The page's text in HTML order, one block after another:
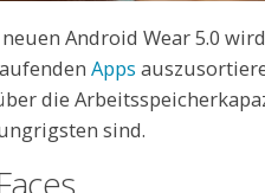
Android Wear 5.0
Apps
die
sind.